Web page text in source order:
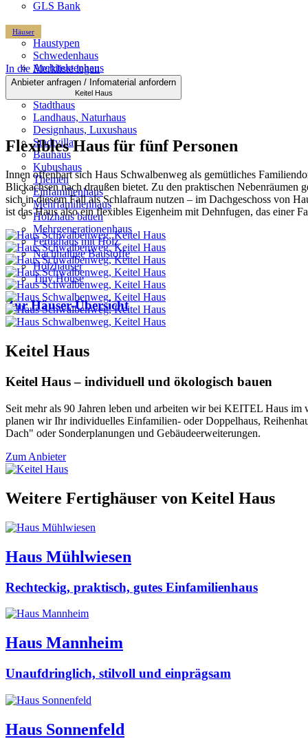
GLS Bank
Häuser
Haustypen
Schwedenhaus
Architektenhaus
Bungalow
Holzblockhaus, Massivholzhaus
Stadthaus
Landhaus, Naturhaus
Designhaus, Luxushaus
Stadtvilla
Bauhaus
Kubushaus
Themen
Einfamilienhaus
Mehrfamilienhaus
Holzhaus bauen
Mehrgenerationenhaus
Fertighaus mit Holz
Nachhaltige Baustoffe
Holzhäuser
Tiny House
Zur Häuser-Übersicht
In die Merkliste legen
Anbieter anfragen / Infomaterial anfordern
Keitel Haus
Flexibles Haus für fünf Personen
Innen offenbart sich Haus Schwalbenweg als gemütliches
Blickachsen nach draußen bietet. Zu den praktischen
sich in diesem Fall als Schlafraum nutzen ­– im Dachgeschoss von
ist das Haus also ein flexibles Eigenheim mit Dehnfugen, das einer
Keitel Haus
Keitel Haus – individuell und ökologisch bauen
Seit mehr als 90 Jahren leben und arbeiten wir bei KEITEL Haus
planen wir Ihr individuelles Einfamilien- oder Doppelhaus,
Dach" oder Sonderplanungen und Gebäudeerweiterungen.
Zum Anbieter
Weitere Fertighäuser von Keitel Haus
Haus Mühlwiesen
Rechteckig, praktisch, gutes Einfamilienhaus
Haus Mannheim
Unaufdringlich, stilvoll und einprägsam
Haus Sonnenfeld